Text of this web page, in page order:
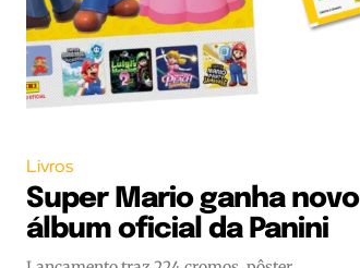
Livros
Super Mario ganha novo
álbum oficial da Panini